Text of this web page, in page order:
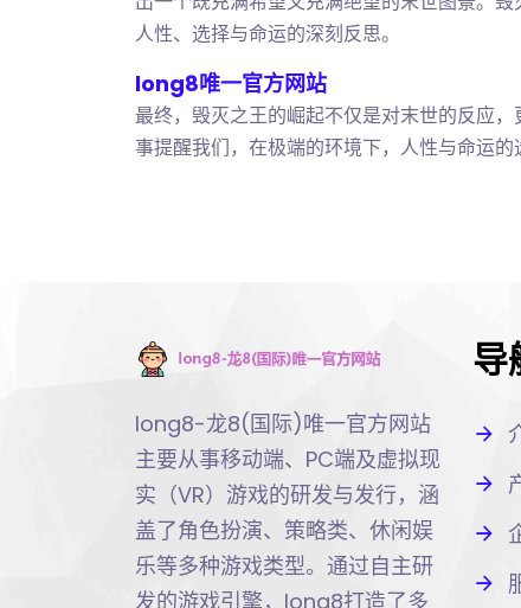
人性、选择与命运的深刻反思。
long8唯一官方网站
最终，毁灭之王的崛起不仅是对末世的反应
事提醒我们，在极端的环境下，人性与命运的
long8-龙8(国际)唯一官方网站
主要从事移动端、PC端及虚拟现
实（VR）游戏的研发与发行，涵
盖了角色扮演、策略类、休闲娱
乐等多种游戏类型。通过自主研
发的游戏引擎，long8打造了多
导